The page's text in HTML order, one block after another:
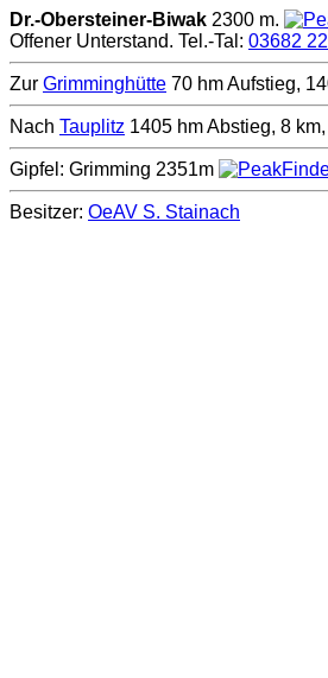
Dr.-Obersteiner-Biwak 2300 m.
Offener Unterstand. Tel.-Tal: 03682
Zur Grimminghütte 70 hm Aufstieg,
Nach Tauplitz 1405 hm Abstieg, 8
Gipfel: Grimming 2351m
Besitzer: OeAV S. Stainach